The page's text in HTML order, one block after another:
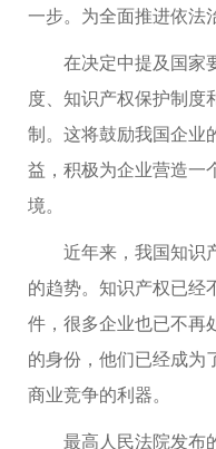
一步。为全面推进依法
在决定中提及国家
度、知识产权保护制度
制。这将鼓励我国企业
益，积极为企业营造一
境。
近年来，我国知识
的趋势。知识产权已经
件，很多企业也已不再
的身份，他们已经成为
商业竞争的利器。
最高人民法院发布